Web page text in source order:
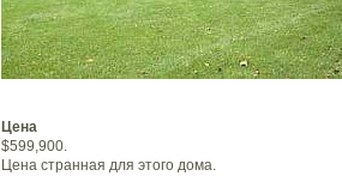
Цена
$599,900.
Цена странная для этого дома.